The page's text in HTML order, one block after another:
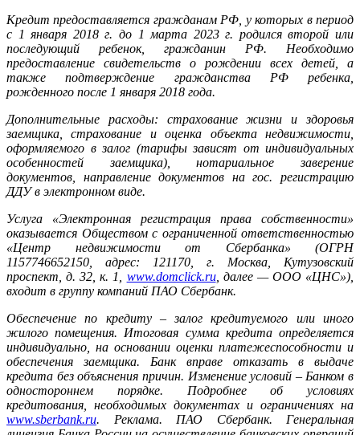
Кредит предоставляется гражданам РФ, у которых в период
с 1 января 2018 г. до 1 марта 2023 г. родился второй или
последующий ребенок, гражданин РФ. Необходимо
предоставление свидетельств о рождении всех детей, а
также подтверждение гражданства РФ ребенка,
рожденного после 1 января 2018 года.
Дополнительные расходы: страхование жизни и здоровья
заемщика, страхование и оценка объекта недвижимости,
оформляемого в залог (тарифы зависят от индивидуальных
особенностей заемщика), нотариальное заверение
документов, направление документов на гос. регистрацию
ДДУ в электронном виде.
Услуга «Электронная регистрация права собственности»
оказывается Обществом с ограниченной ответственностью
«Центр недвижимости от Сбербанка» (ОГРН
1157746652150, адрес: 121170, г. Москва, Кутузовский
проспект, д. 32, к. 1, www.domclick.ru, далее — ООО «ЦНС»),
входит в группу компаний ПАО Сбербанк.
Обеспечение по кредиту – залог кредитуемого или иного
жилого помещения. Итоговая сумма кредита определяется
индивидуально, на основании оценки платежеспособности и
обеспечения заемщика. Банк вправе отказать в выдаче
кредита без объяснения причин. Изменение условий – Банком в
одностороннем порядке. Подробнее об условиях
кредитования, необходимых документах и ограничениях на
www.sberbank.ru. Реклама. ПАО Сбербанк. Генеральная